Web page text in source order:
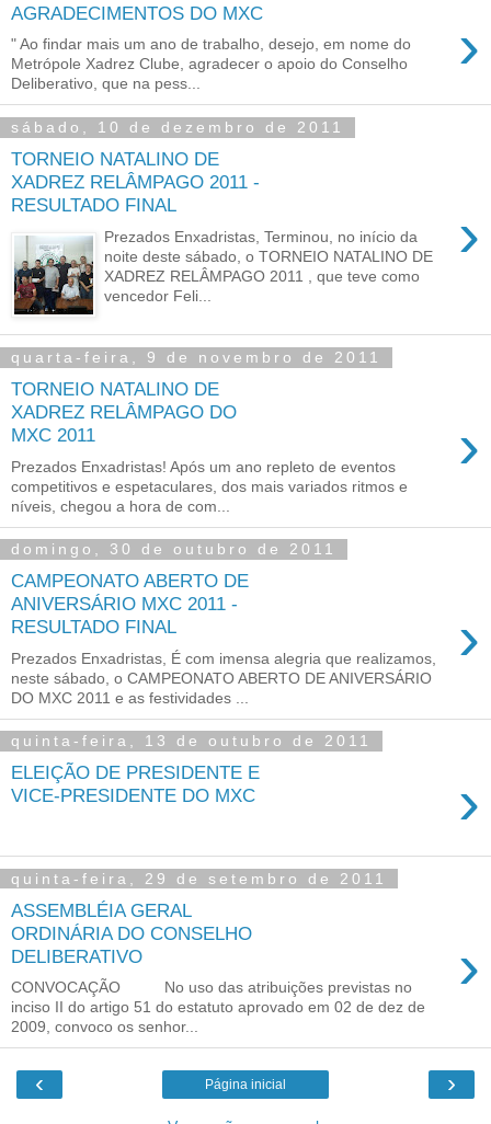
AGRADECIMENTOS DO MXC ›
" Ao findar mais um ano de trabalho, desejo, em nome do
Metrópole Xadrez Clube, agradecer o apoio do Conselho
Deliberativo, que na pess...
sábado, 10 de dezembro de 2011
TORNEIO NATALINO DE
XADREZ RELÂMPAGO 2011 -
RESULTADO FINAL
›
Prezados Enxadristas, Terminou, no início da
noite deste sábado, o TORNEIO NATALINO DE
XADREZ RELÂMPAGO 2011 , que teve como
vencedor Feli...
quarta-feira, 9 de novembro de 2011
TORNEIO NATALINO DE
XADREZ RELÂMPAGO DO
MXC 2011
›
Prezados Enxadristas! Após um ano repleto de eventos
competitivos e espetaculares, dos mais variados ritmos e
níveis, chegou a hora de com...
domingo, 30 de outubro de 2011
CAMPEONATO ABERTO DE
ANIVERSÁRIO MXC 2011 -
RESULTADO FINAL
›
Prezados Enxadristas, É com imensa alegria que realizamos,
neste sábado, o CAMPEONATO ABERTO DE ANIVERSÁRIO
DO MXC 2011 e as festividades ...
quinta-feira, 13 de outubro de 2011
ELEIÇÃO DE PRESIDENTE E
VICE-PRESIDENTE DO MXC
›
quinta-feira, 29 de setembro de 2011
ASSEMBLÉIA GERAL
ORDINÁRIA DO CONSELHO
DELIBERATIVO
›
CONVOCAÇÃO No uso das atribuições previstas no
inciso II do artigo 51 do estatuto aprovado em 02 de dez de
2009, convoco os senhor...
‹ ›
Página inicial